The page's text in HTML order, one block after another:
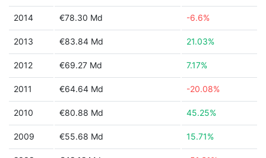
2014 €78.30 Md -6.6%
2013 €83.84 Md 21.03%
2012 €69.27 Md 7.17%
2011 €64.64 Md -20.08%
2010 €80.88 Md 45.25%
2009 €55.68 Md 15.71%